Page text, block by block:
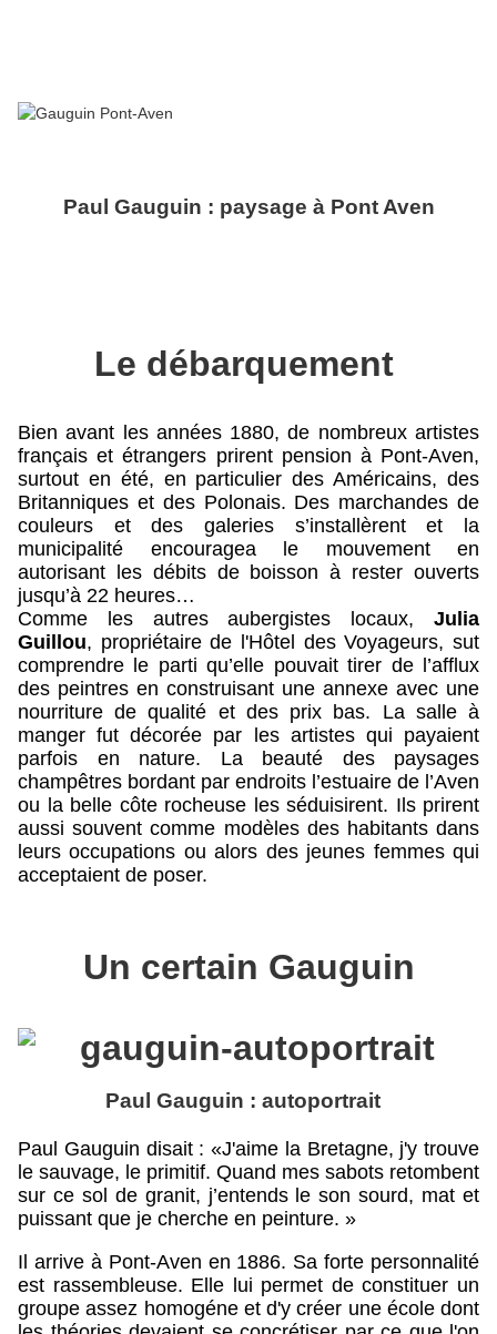
Paul Gauguin : paysage à Pont Aven
Le débarquement
Bien avant les années 1880, de nombreux artistes
français et étrangers prirent pension à Pont-Aven,
surtout en été, en particulier des Américains, des
Britanniques et des Polonais. Des marchandes de
couleurs et des galeries s’installèrent et la
municipalité encouragea le mouvement en
autorisant les débits de boisson à rester ouverts
jusqu’à 22 heures…
Comme les autres aubergistes locaux, Julia
Guillou, propriétaire de l'Hôtel des Voyageurs, sut
comprendre le parti qu’elle pouvait tirer de l’afflux
des peintres en construisant une annexe avec une
nourriture de qualité et des prix bas. La salle à
manger fut décorée par les artistes qui payaient
parfois en nature. La beauté des paysages
champêtres bordant par endroits l’estuaire de l’Aven
ou la belle côte rocheuse les séduisirent. Ils prirent
aussi souvent comme modèles des habitants dans
leurs occupations ou alors des jeunes femmes qui
acceptaient de poser.
Un certain Gauguin
Paul Gauguin : autoportrait
Paul Gauguin disait : «J'aime la Bretagne, j'y trouve
le sauvage, le primitif. Quand mes sabots retombent
sur ce sol de granit, j’entends le son sourd, mat et
puissant que je cherche en peinture. »
Il arrive à Pont-Aven en 1886. Sa forte personnalité
est rassembleuse. Elle lui permet de constituer un
groupe assez homogéne et d'y créer une école dont